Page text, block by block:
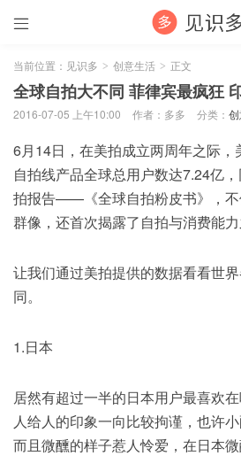

当前位置： 见识多 > 创意生活 > 正文
全球自拍大不同 菲律宾最疯狂
2016-07-05 上午10:00 作者：多多 分类：
6月14日，在美拍成立两周年之际，
自拍线产品全球总用户数达7.24亿
拍报告——《全球自拍粉皮书》，不
群像，还首次揭露了自拍与消费能力
让我们通过美拍提供的数据看看世
同。
1.日本
居然有超过一半的日本用户最喜欢
人给人的印象一向比较拘谨，也许
而且微醺的样子惹人怜爱，在日本